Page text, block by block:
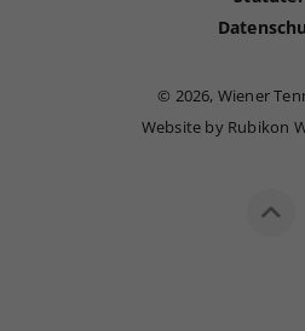
© 2026, Wiener
Website by Rubikon